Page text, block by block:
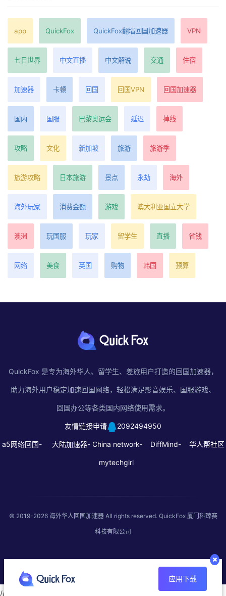
app QuickFox QuickFox翻墙回国加速器 VPN
七日世界 中文直播 中文解说 交通 住宿
加速器 卡顿 回国 回国VPN 回国加速器
国内 国服 巴黎奥运会 延迟 掉线
攻略 文化 新加坡 旅游 旅游季
旅游攻略 日本旅游 景点 永劫 海外
海外玩家 消费金额 游戏 澳大利亚国立大学
澳洲 玩国服 玩家 留学生 直播 省钱
网络 美食 英国 购物 韩国 预算
QuickFox 是专为海外华人、留学生、差旅用户打造的回国加速器，
助力海外用户稳定加速回国网络，轻松满足影音娱乐、国服游戏、
回国办公等各类国内网络使用需求。
友情链接申请 2092494950
a5网络回国- 大陆加速器- China network- DiffMind- 华人帮社区
mytechgirl
© 2019-2026 海外华人回国加速器All rights reserved. QuickFox 厦门科臻赛
科技有限公司
应用下载
//